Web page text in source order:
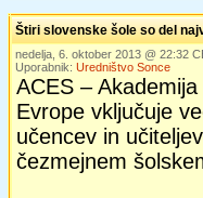
Štiri slovenske šole so del
nedelja, 6. oktober 2013 @ 22:32
Uporabnik: Uredništvo Sonce
ACES –
Evrope vključuje
učencev in
čezmejnem